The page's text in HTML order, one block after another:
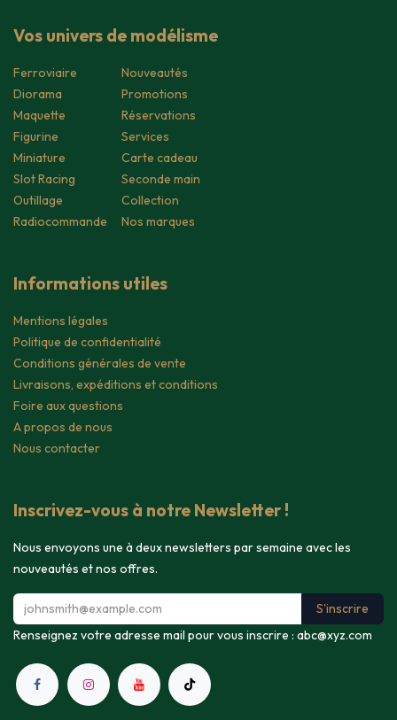
Vos univers de modélisme
Ferroviaire
Diorama
Maquette
Figurine
Miniature
Slot Racing
Outillage
Radiocommande
Nouveautés
Promotions
Réservations
Services
Carte cadeau
Seconde main
Collection
Nos marques
Informations utiles
Mentions légales
Politique de confidentialité
Conditions générales de vente
Livraisons, expéditions et conditions
Foire aux questions
A propos de nous
Nous contacter
Inscrivez-vous à notre Newsletter !
Nous envoyons une à deux newsletters par semaine avec les
nouveautés et nos offres.
S'inscrire
Renseignez votre adresse mail pour vous inscrire : abc@xyz.com